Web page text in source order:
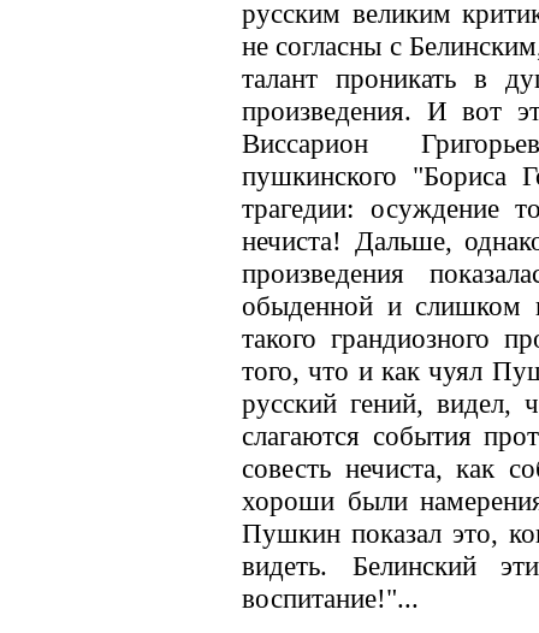
русским великим
не согласны с
талант проникать в
произведения. И вот
Виссарион
пушкинского "Бориса
трагедии: осуждение
нечиста! Дальше,
произведения
обыденной и слишком
такого грандиозного
того, что и как чуял
русский гений, видел,
слагаются события
совесть нечиста, как
хороши были
Пушкин показал это,
видеть. Белинский
воспитание!"...